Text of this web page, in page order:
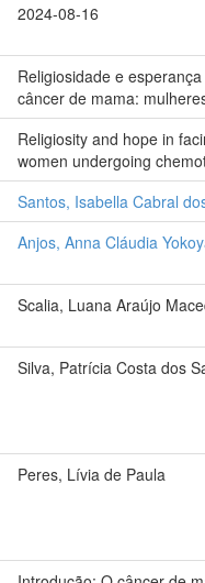
2024-08-16
Religiosidade e
câncer de mama:
Religiosity and hope in
women undergoing
Santos, Isabella Cabral
Anjos, Anna Cláudia
Scalia, Luana Araújo
Silva, Patrícia Costa dos
Peres, Lívia de Paula